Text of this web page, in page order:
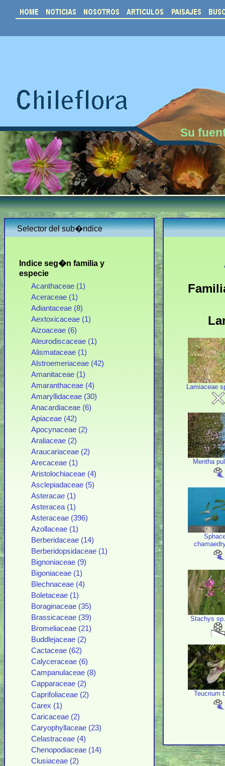
Su
Selector del sub�ndice
Indice seg�n familia y
especie
Acanthaceae (1)
Aceraceae (1)
Adiantaceae (8)
Aextoxicaceae (1)
Aizoaceae (6)
Aleurodiscaceae (1)
Alismataceae (1)
Alstroemeriaceae (42)
Amanitaceae (1)
Amaranthaceae (4)
Amaryllidaceae (30)
Anacardiaceae (6)
Apiaceae (42)
Apocynaceae (2)
Araliaceae (2)
Araucariaceae (2)
Arecaceae (1)
Aristolochiaceae (4)
Asclepiadaceae (5)
Asteracae (1)
Asteracea (1)
Asteraceae (396)
Azollaceae (1)
Berberidaceae (14)
Berberidopsidaceae (1)
Bignoniaceae (9)
Bigoniaceae (1)
Blechnaceae (4)
Boletaceae (1)
Boraginaceae (35)
Brassicaceae (39)
Bromeliaceae (21)
Buddlejaceae (2)
Cactaceae (62)
Calyceraceae (6)
Campanulaceae (8)
Capparaceae (2)
Caprifoliaceae (2)
Carex (1)
Caricaceae (2)
Caryophyllaceae (23)
Celastraceae (4)
Chenopodiaceae (14)
Clusiaceae (2)
Lamiaceae
Mentha
Stachys
Teucrium